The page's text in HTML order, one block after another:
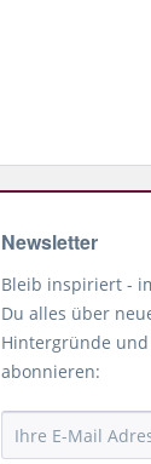
Newsletter
Bleib inspiriert -
Du alles über
Hintergründe
abonnieren: